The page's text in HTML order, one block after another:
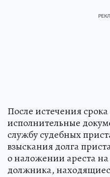
После истечения
исполнительные
службу судебных
взыскания долга
о наложении ареста
должника,